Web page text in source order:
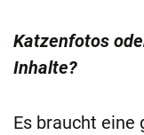
Katzenfotos
Inhalte?
Es braucht eine